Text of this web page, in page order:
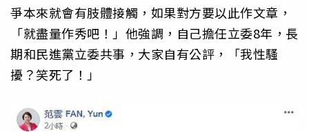
爭本來就會有肢體接觸，如果對方要以此作文章，
「就盡量作秀吧！」他強調，自己擔任立委8年，長
期和民進黨立委共事，大家自有公評，「我性騷
擾？笑死了！」